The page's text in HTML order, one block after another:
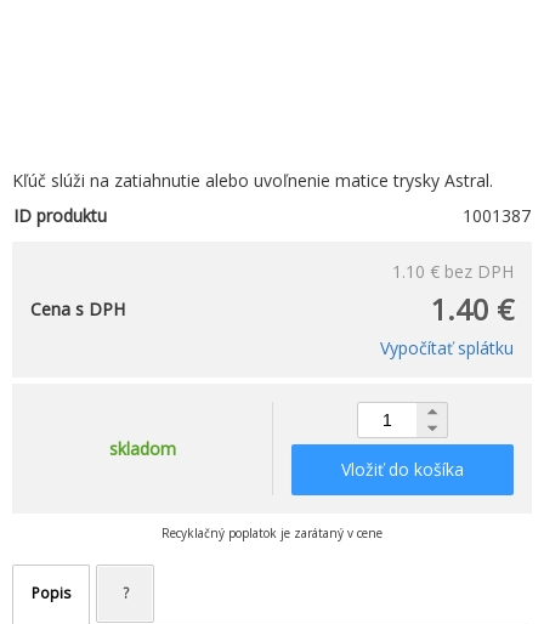
Kľúč slúži na zatiahnutie alebo uvoľnenie matice trysky Astral.
ID produktu
1001387
1.10 € bez DPH
1.40 €
Cena s DPH
Vypočítať splátku
skladom
Vložiť do košíka
Recyklačný poplatok je zarátaný v cene
Popis ?